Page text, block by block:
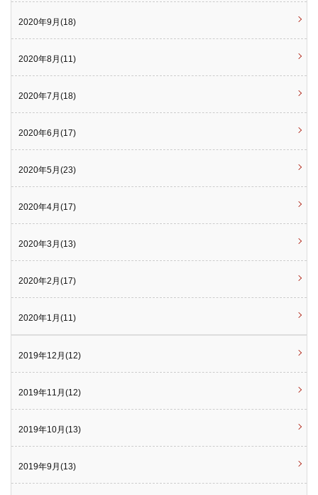
2020年9月(18)
2020年8月(11)
2020年7月(18)
2020年6月(17)
2020年5月(23)
2020年4月(17)
2020年3月(13)
2020年2月(17)
2020年1月(11)
2019年12月(12)
2019年11月(12)
2019年10月(13)
2019年9月(13)